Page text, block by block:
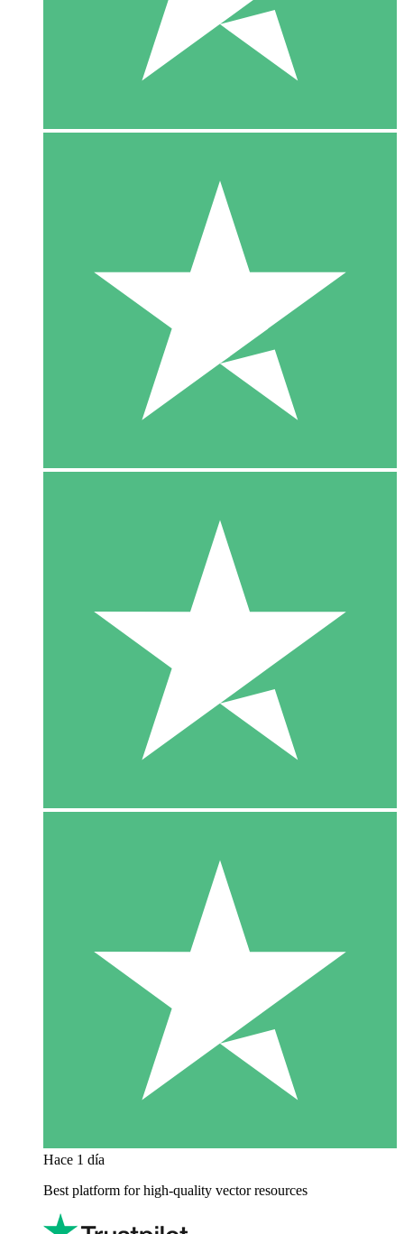
Hace 1 día
Best platform for high-quality vector resources